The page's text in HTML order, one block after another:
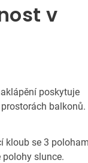
v
poskytuje
balkonů.
kloub se 3
slunce.